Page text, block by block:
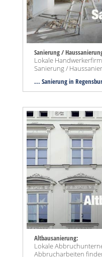
Sanierung /
Lokale
Sanierung /
... Sanierung in
Altbausanierung:
Lokale
Abbrucharbeiten